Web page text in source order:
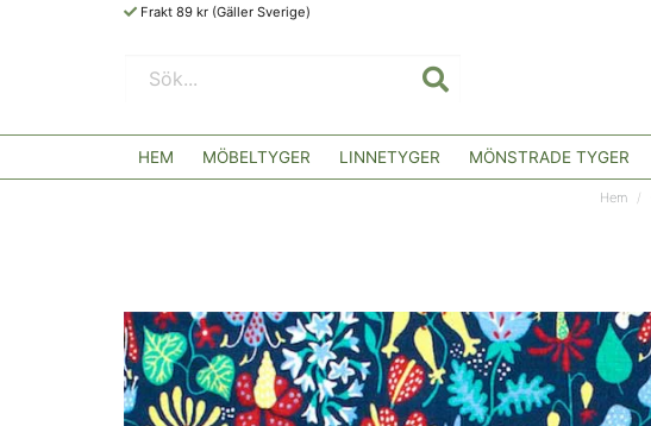
Frakt 89 kr (Gäller Sverige)
HEM MÖBELTYGER LINNETYGER MÖNSTRADE TYGER
Hem